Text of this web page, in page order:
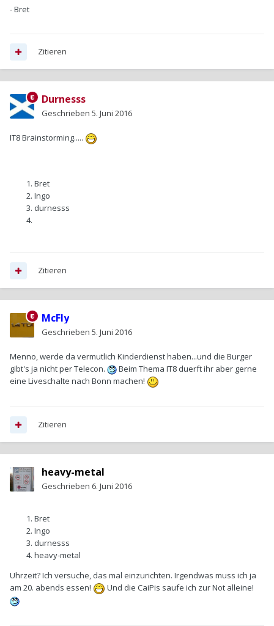
- Bret
Zitieren
Durnesss
Geschrieben 5. Juni 2016
IT8 Brainstorming.....
Bret
Ingo
durnesss
Zitieren
McFly
Geschrieben 5. Juni 2016
Menno, werde da vermutlich Kinderdienst haben...und die Burger
gibt's ja nicht per Telecon.
Beim Thema IT8 duerft ihr aber gerne
eine Liveschalte nach Bonn machen!
Zitieren
heavy-metal
Geschrieben 6. Juni 2016
Bret
Ingo
durnesss
heavy-metal
Uhrzeit? Ich versuche, das mal einzurichten. Irgendwas muss ich ja
am 20. abends essen!
Und die CaiPis saufe ich zur Not alleine!